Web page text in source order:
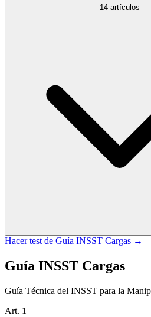
14 artículos
Hacer test de Guía INSST Cargas →
Guía INSST Cargas
Guía Técnica del INSST para la
Art. 1